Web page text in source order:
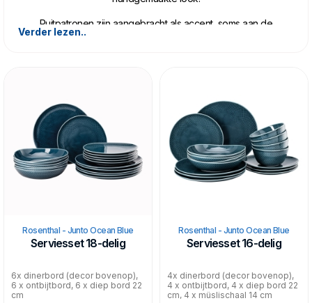
Ruitpatronen zijn aangebracht als accent, soms aan de
bovenkant, soms aan de onderkant. Dit diepe blauw is goed te
Het Ocean Blue is vaatwasser- en magnetronbestendig.
Verder lezen..
Rosenthal - Junto Ocean Blue
Serviesset 18-delig
6x dinerbord (decor bovenop),
6 x ontbijtbord, 6 x diep bord 22
cm
Rosenthal - Junto Ocean Blue
Serviesset 16-delig
4x dinerbord (decor bovenop),
4 x ontbijtbord, 4 x diep bord 22
cm, 4 x müslischaal 14 cm